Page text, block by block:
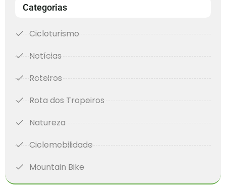
Categorias
Cicloturismo
Notícias
Roteiros
Rota dos Tropeiros
Natureza
Ciclomobilidade
Mountain Bike